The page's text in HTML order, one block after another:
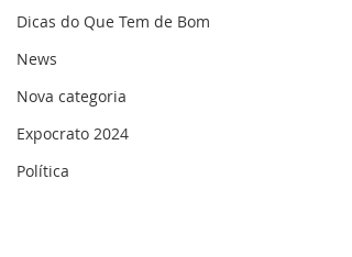
Dicas do Que Tem de Bom
News
Nova categoria
Expocrato 2024
Política